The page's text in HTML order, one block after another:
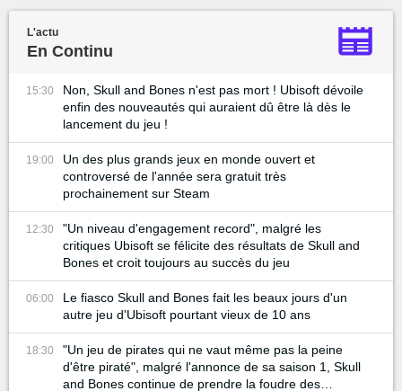
L'actu
En Continu
15:30
Non, Skull and Bones n'est pas mort ! Ubisoft dévoile
enfin des nouveautés qui auraient dû être là dès le
lancement du jeu !
19:00
Un des plus grands jeux en monde ouvert et
controversé de l'année sera gratuit très
prochainement sur Steam
12:30
"Un niveau d'engagement record", malgré les
critiques Ubisoft se félicite des résultats de Skull and
Bones et croit toujours au succès du jeu
06:00
Le fiasco Skull and Bones fait les beaux jours d'un
autre jeu d'Ubisoft pourtant vieux de 10 ans
18:30
"Un jeu de pirates qui ne vaut même pas la peine
d'être piraté", malgré l'annonce de sa saison 1, Skull
and Bones continue de prendre la foudre des